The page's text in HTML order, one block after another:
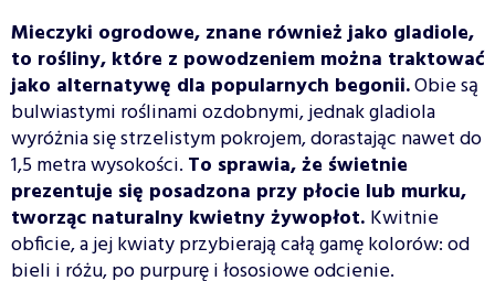
Mieczyki ogrodowe, znane również jako gladiole,
to rośliny, które z powodzeniem można traktować
jako alternatywę dla popularnych begonii.Obie są
bulwiastymi roślinami ozdobnymi, jednak gladiola
wyróżnia się strzelistym pokrojem, dorastając nawet do
1,5 metra wysokości. To sprawia, że świetnie
prezentuje się posadzona przy płocie lub murku,
tworząc naturalny kwietny żywopłot. Kwitnie
obficie, a jej kwiaty przybierają całą gamę kolorów: od
bieli i różu, po purpurę i łososiowe odcienie.